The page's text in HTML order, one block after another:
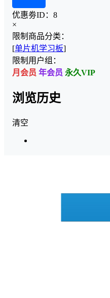
优惠劵ID： 8
×
限制商品分类：
[单片机学习板]
限制用户组：
月会员 年会员 永久VIP
浏览历史
清空